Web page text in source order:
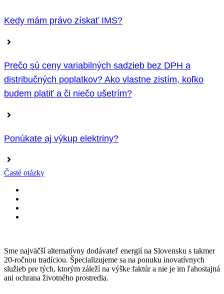
Kedy mám právo získať IMS?
Prečo sú ceny variabilných sadzieb bez DPH a
distribučných poplatkov? Ako vlastne zistím, koľko
budem platiť a či niečo ušetrím?
Ponúkate aj výkup elektriny?
Časté otázky
Sme najväčší alternatívny dodávateľ energií na Slovensku s takmer
20-ročnou tradíciou. Špecializujeme sa na ponuku inovatívnych
služieb pre tých, ktorým záleží na výške faktúr a nie je im ľahostajná
ani ochrana životného prostredia.